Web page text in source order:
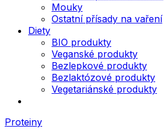
Mouky
Ostatní přísady na vaření
Diety
BIO produkty
Veganské produkty
Bezlepkové produkty
Bezlaktózové produkty
Vegetariánské produkty
Proteiny